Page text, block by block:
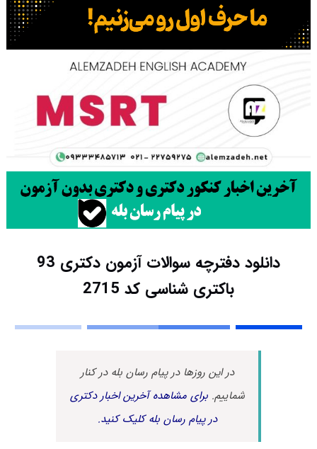
دانلود دفترچه سوالات آزمون دکتری 93
باکتری شناسی کد 2715
در این روزها در پیام رسان بله در کنار
شماییم.برای مشاهده آخرین اخبار دکتری
در پیام رسان بله کلیک کنید.